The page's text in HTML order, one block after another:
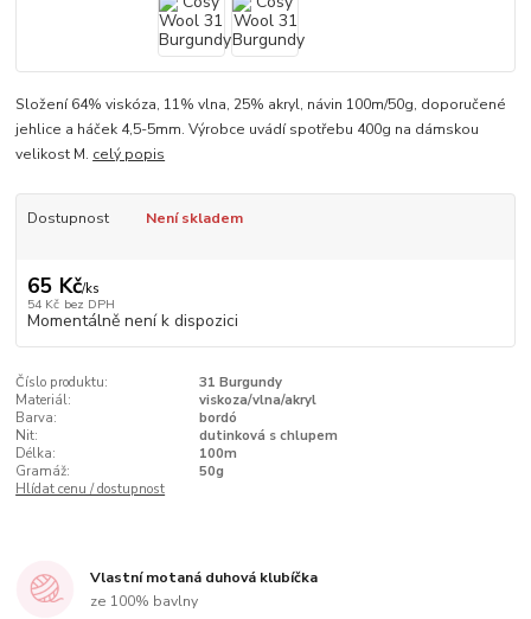
Složení 64% viskóza, 11% vlna, 25% akryl, návin 100m/50g, doporučené
jehlice a háček 4,5-5mm. Výrobce uvádí spotřebu 400g na dámskou
velikost M. celý popis
Dostupnost Není skladem
65 Kč/ks
54 Kč bez DPH
Momentálně není k dispozici
Číslo produktu:
31 Burgundy
Materiál:
viskoza/vlna/akryl
Barva:
bordó
Nit:
dutinková s chlupem
Délka:
100m
Gramáž:
50g
Hlídat cenu / dostupnost
Vlastní motaná duhová klubíčka
ze 100% bavlny